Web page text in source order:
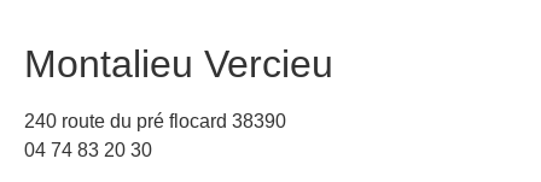
Montalieu Vercieu
240 route du pré flocard 38390
04 74 83 20 30